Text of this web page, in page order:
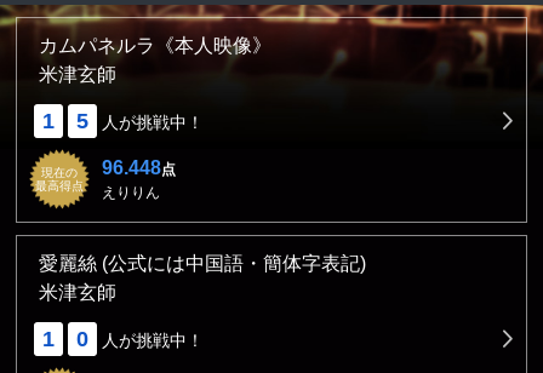
カムパネルラ《本人映像》
米津玄師
1 5 人が挑戦中！
現在の
最高得点
96.448点
えりりん
愛麗絲 (公式には中国語・簡体字表記)
米津玄師
1 0 人が挑戦中！